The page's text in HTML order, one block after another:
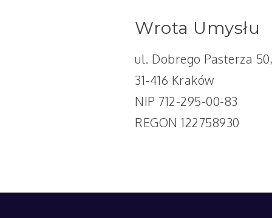
Wrota Umysłu
ul. Dobrego Pasterza
31-416 Kraków
NIP 712-295-00-83
REGON 122758930